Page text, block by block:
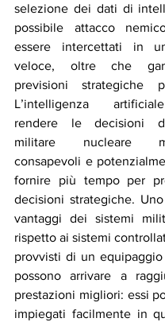
selezione dei dati di
possibile attacco
essere intercettati in
veloce, oltre che
previsioni strategiche
L’intelligenza
rendere le decisioni
militare nucleare
consapevoli e
fornire più tempo per
decisioni strategiche.
vantaggi dei sistemi
rispetto ai sistemi
provvisti di un
possono arrivare a
prestazioni migliori: essi
impiegati facilmente in